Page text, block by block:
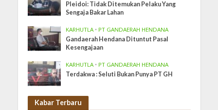
Pleidoi: Tidak Ditemukan Pelaku Yang
Sengaja Bakar Lahan
KARHUTLA • PT GANDAERAH HENDANA
Gandaerah Hendana Dituntut Pasal
Kesengajaan
KARHUTLA • PT GANDAERAH HENDANA
Terdakwa : Seluti Bukan Punya PT GH
Kabar Terbaru